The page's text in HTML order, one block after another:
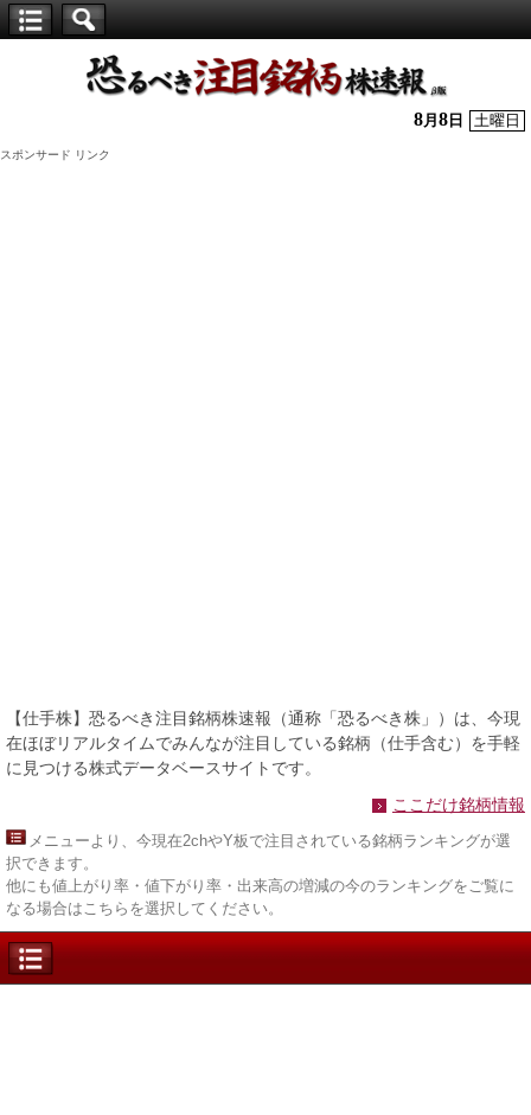
株】
8月 8 日 土曜日
スポンサード リンク
【仕手株】恐るべき注目銘柄株速報（通称「恐るべき株」）は、今現
在ほぼリアルタイムでみんなが注目している銘柄（仕手含む）を手軽
に見つける株式データベースサイトです。
ここだけ銘柄情報
メニューより、今現在2chやY板で注目されている銘柄ランキングが選
択できます。
他にも値上がり率・値下がり率・出来高の増減の今のランキングをご覧に
なる場合はこちらを選択してください。